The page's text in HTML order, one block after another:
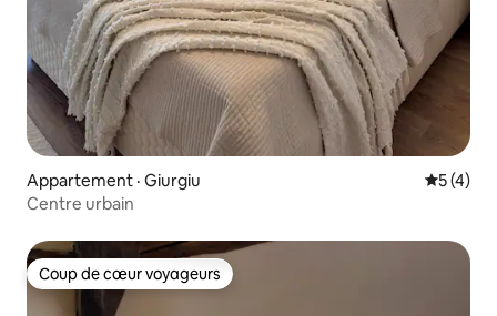
Appartement · Giurgiu Note
5 (4)
Centre urbain
Coup de cœur voyageurs
Coup de cœur voyageurs